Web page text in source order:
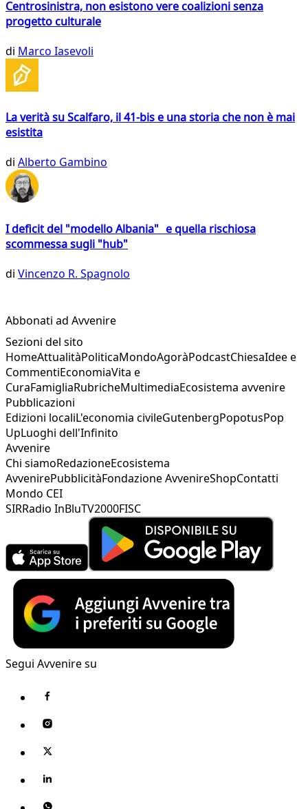
Centrosinistra, non esistono vere coalizioni senza
progetto culturale
di Marco Iasevoli
La verità su Scalfaro, il 41-bis e una storia che non è mai
esistita
di Alberto Gambino
I deficit del "modello Albania" e quella rischiosa
scommessa sugli "hub"
di Vincenzo R. Spagnolo
Abbonati ad Avvenire
Sezioni del sito
HomeAttualitàPoliticaMondoAgoràPodcastChiesaIdee e
CommentiEconomiaVita e
CuraFamigliaRubricheMultimediaEcosistema avvenire
Pubblicazioni
Edizioni localiL'economia civileGutenbergPopotusPop
UpLuoghi dell'Infinito
Avvenire
Chi siamoRedazioneEcosistema
AvvenirePubblicitàFondazione AvvenireShopContatti
Mondo CEI
SIRRadio InBluTV2000FISC
Segui Avvenire su